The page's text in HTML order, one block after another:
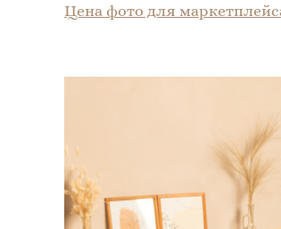
Цена фото для